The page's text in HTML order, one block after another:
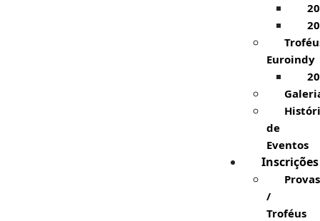
Euroindy
de
Eventos
Inscrições
Provas
/
Troféus